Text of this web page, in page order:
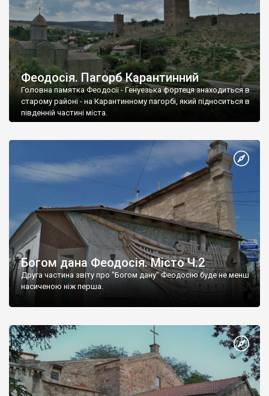
Феодосія. Пагорб Карантинний
Головна памятка Феодосії - Генуезька фортеця знаходиться в
старому районі - на Карантинному пагорбі, який підноситься в
південній частині міста.
Богом дана Феодосія. Місто Ч.2
Друга частина звіту про "Богом дану" Феодосію буде не менш
насиченою ніж перша.